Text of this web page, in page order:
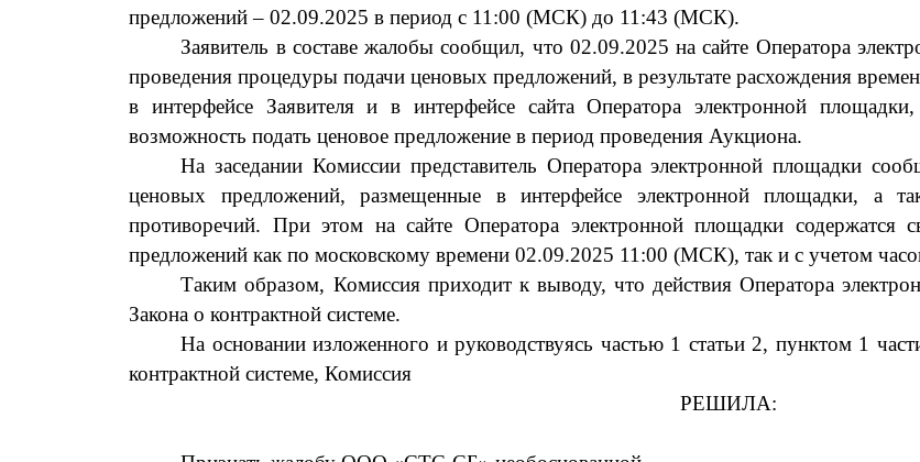
предложений – 02.09.2025 в период с 11 :00 (МСК) до 11 :43 (МСК).
Заявитель в составе жалобы сообщил, что 02.09.2025 на сайте Оператора
проведения процедуры подачи ценовых предложений, в результате расхождения
в интерфейсе Заявителя и в интерфейсе сайта Оператора электронной площадки,
возможность подать ценовое предложение в период проведения Аукциона.
На заседании Комиссии представитель Оператора электронной площадки
ценовых предложений, размещенные в интерфейсе электронной площадки, а
противоречий. При этом на сайте Оператора электронной площадки содержатся
предложений как по московскому времени 02.09.2025 11:00 (МСК), так и с учетом
Таким образом, Комиссия приходит к выводу, что действия Оператора
Закона о контрактной системе.
На основании изложенного и руководствуясь частью 1 статьи 2, пунктом 1
контрактной системе, Комиссия
РЕШИЛА: